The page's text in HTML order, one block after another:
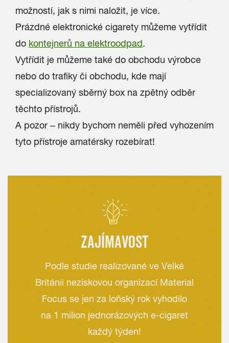
možností, jak s nimi naložit, je více.
Prázdné elektronické cigarety můžeme vytřídit
do kontejnerů na elektroodpad.
Vytřídit je můžeme také do obchodu výrobce
nebo do trafiky či obchodu, kde mají
specializovaný sběrný box na zpětný odběr
těchto přístrojů.
A pozor – nikdy bychom neměli před vyhozením
tyto přístroje amatérsky rozebírat!
ZAJÍMAVOST
Podle studie realizované ve Velké
Británii neziskovou organizací Material
Focus se jen za loňský rok vyhodilo
na 1 milion jednorázových e-cigaret
každý týden!